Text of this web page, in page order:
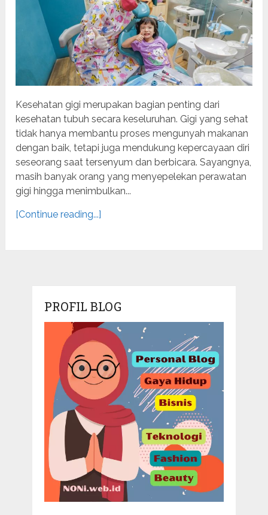
Kesehatan gigi merupakan bagian penting dari
kesehatan tubuh secara keseluruhan. Gigi yang sehat
tidak hanya membantu proses mengunyah makanan
dengan baik, tetapi juga mendukung kepercayaan diri
seseorang saat tersenyum dan berbicara. Sayangnya,
masih banyak orang yang menyepelekan perawatan
gigi hingga menimbulkan...
[Continue reading...]
PROFIL BLOG